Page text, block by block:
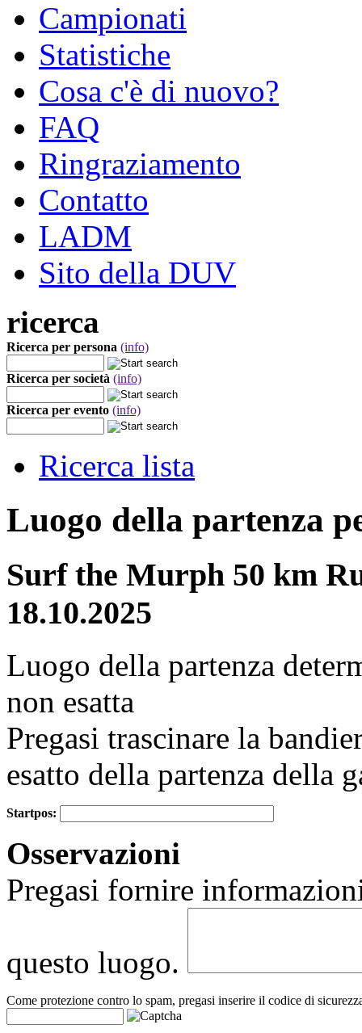
Campionati
Statistiche
Cosa c'è di nuovo?
FAQ
Ringraziamento
Contatto
LADM
Sito della DUV
ricerca
Ricerca per persona (info)
Ricerca per società (info)
Ricerca per evento (info)
Ricerca lista
Luogo della partenza
Surf the Murph 50 km
18.10.2025
Luogo della partenza
non esatta
Pregasi trascinare la
esatto della partenza della
−
Startpos:
Osservazioni
Pregasi fornire
questo luogo.
Come protezione contro lo spam, pregasi inserire il codice di